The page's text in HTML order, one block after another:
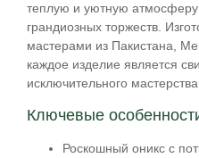
теплую и уютную
грандиозных торжеств.
мастерами из Пакистана,
каждое изделие является
исключительного
Ключевые
Роскошный оникс с